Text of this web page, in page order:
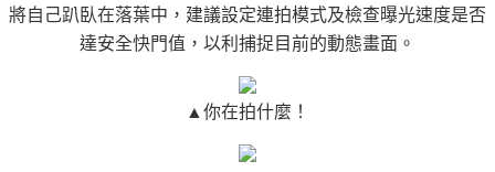
將自己趴臥在落葉中，建議設定連拍模式及檢查曝光速度是否
達安全快門值，以利捕捉目前的動態畫面。
▲你在拍什麼！